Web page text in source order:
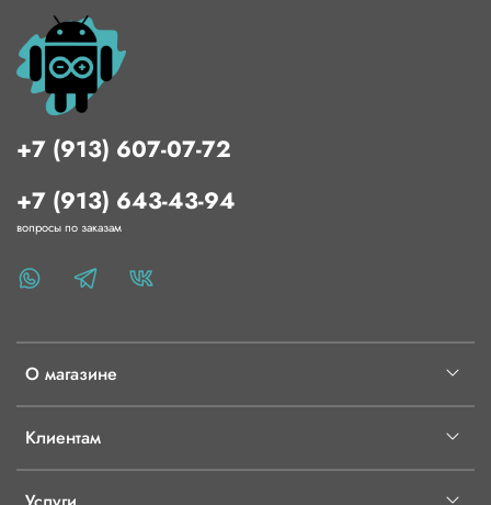
О магазине
Клиентам
+7 (913) 607-07-72
+7 (913) 643-43-94
вопросы по заказам